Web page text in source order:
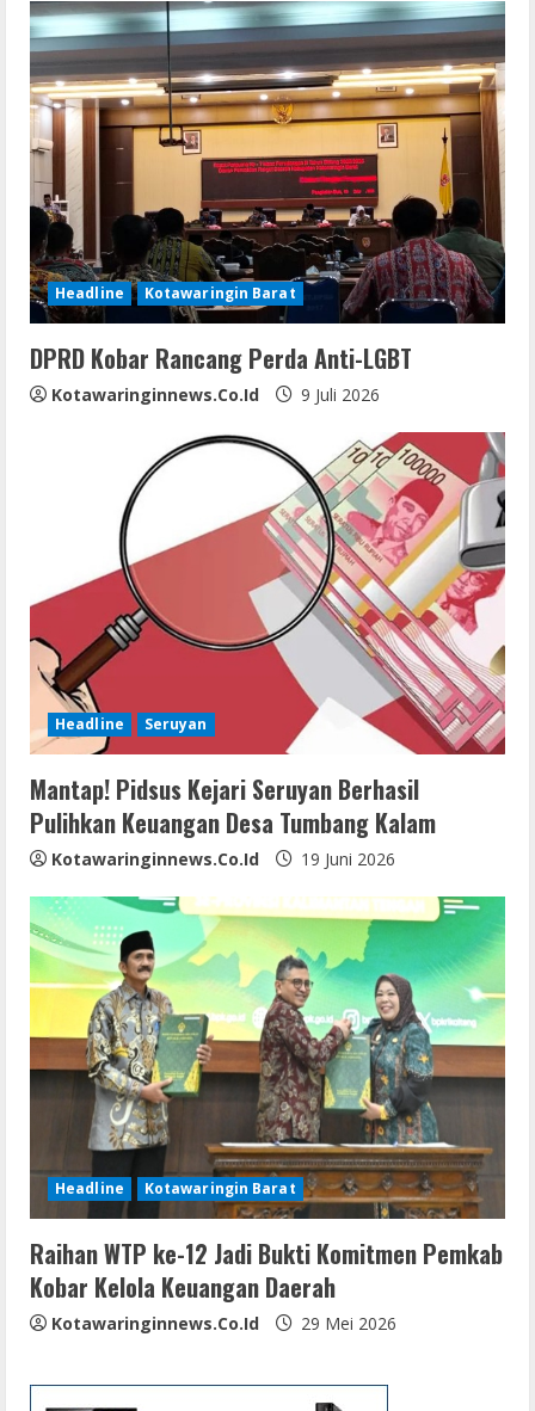
e
R
e
a
d
i
n
g
Headline Kotawaringin Barat
DPRD Kobar Rancang Perda Anti-LGBT
Kotawaringinnews.co.id 9 Juli 2026
Headline Seruyan
Mantap! Pidsus Kejari Seruyan Berhasil
Pulihkan Keuangan Desa Tumbang Kalam
Kotawaringinnews.co.id 19 Juni 2026
Headline Kotawaringin Barat
Raihan WTP ke-12 Jadi Bukti Komitmen Pemkab
Kobar Kelola Keuangan Daerah
Kotawaringinnews.co.id 29 Mei 2026